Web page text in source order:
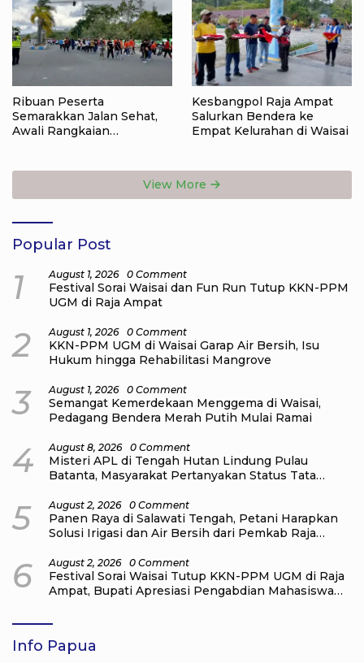
Ribuan Peserta
Semarakkan Jalan Sehat,
Awali Rangkaian
Ampat
Kesbangpol Raja Ampat
Salurkan Bendera ke
Empat Kelurahan di Waisai
View More
Popular Post
1 August 1, 2026 0 Comment
Festival Sorai Waisai dan Fun Run Tutup KKN-PPM
UGM di Raja Ampat
2 August 1, 2026 0 Comment
KKN-PPM UGM di Waisai Garap Air Bersih, Isu
Hukum hingga Rehabilitasi Mangrove
3 August 1, 2026 0 Comment
Semangat Kemerdekaan Menggema di Waisai,
Pedagang Bendera Merah Putih Mulai Ramai
4 August 8, 2026 0 Comment
Misteri APL di Tengah Hutan Lindung Pulau
Batanta, Masyarakat Pertanyakan Status Tata
5 August 2, 2026 0 Comment
Panen Raya di Salawati Tengah, Petani Harapkan
Solusi Irigasi dan Air Bersih dari Pemkab Raja
6 August 2, 2026 0 Comment
Festival Sorai Waisai Tutup KKN-PPM UGM di Raja
Ampat, Bupati Apresiasi Pengabdian Mahasiswa
Info Papua